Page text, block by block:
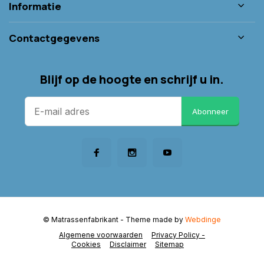
Informatie
Contactgegevens
Blijf op de hoogte en schrijf u in.
Abonneer
Algemene voorwaarden
Privacy Policy -
Cookies
Disclaimer Sitemap
© Matrassenfabrikant - Theme made by Webdinge